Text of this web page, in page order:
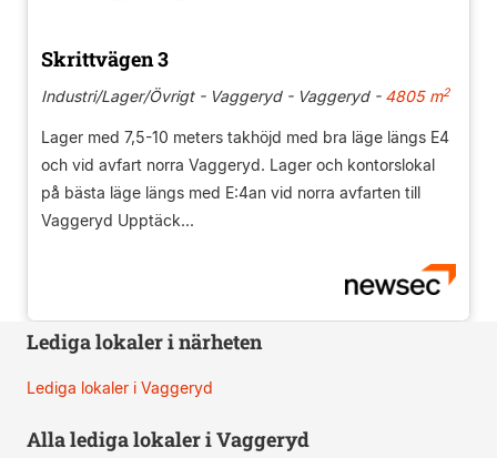
Skrittvägen 3
Industri/Lager/Övrigt - Vaggeryd - Vaggeryd -4805 m2
Lager med 7,5-10 meters takhöjd med bra läge längs E4
och vid avfart norra Vaggeryd. Lager och kontorslokal
på bästa läge längs med E:4an vid norra avfarten till
Vaggeryd Upptäck...
Lediga lokaler i närheten
Lediga lokaler i Vaggeryd
Alla lediga lokaler i Vaggeryd